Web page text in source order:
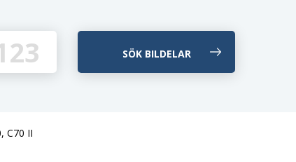
C70 II